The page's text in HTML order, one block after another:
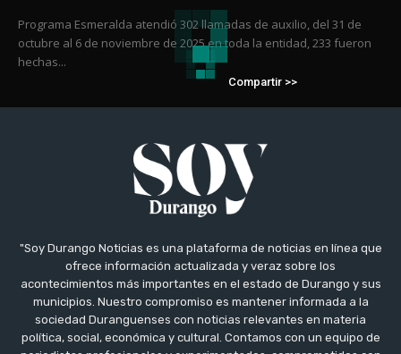
Programa Esmeralda atendió 302 llamadas de auxilio, del 31 de
octubre al 6 de noviembre de 2025 en toda la entidad, 233 fueron
hechas...
Compartir >>
"Soy Durango Noticias es una plataforma de noticias en línea que
ofrece información actualizada y veraz sobre los
acontecimientos más importantes en el estado de Durango y sus
municipios. Nuestro compromiso es mantener informada a la
sociedad Duranguenses con noticias relevantes en materia
política, social, económica y cultural. Contamos con un equipo de